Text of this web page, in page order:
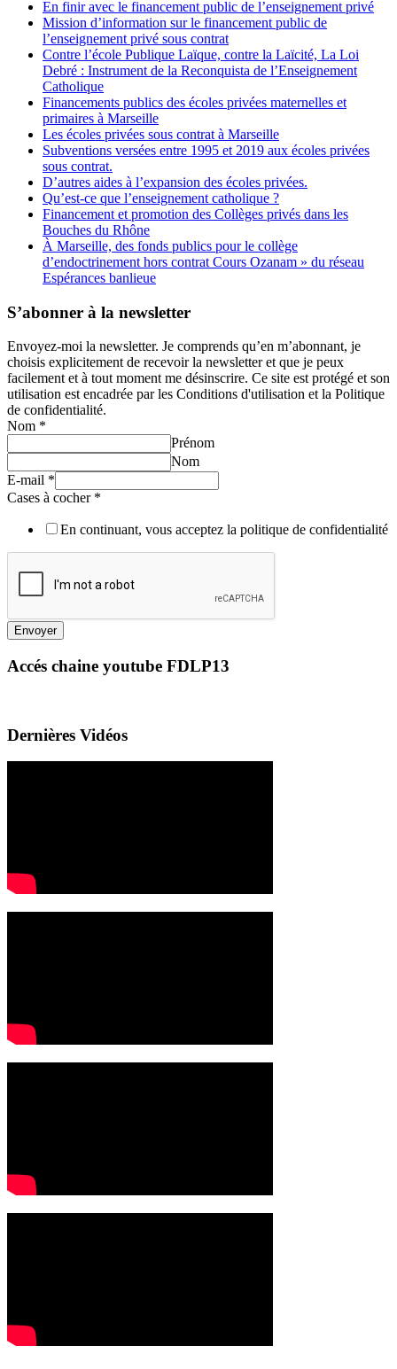
En finir avec le financement public de l’enseignement privé
Mission d’information sur le financement public de
l’enseignement privé sous contrat
Contre l’école Publique Laïque, contre la Laïcité, La Loi
Debré : Instrument de la Reconquista de l’Enseignement
Catholique
Financements publics des écoles privées maternelles et
primaires à Marseille
Les écoles privées sous contrat à Marseille
Subventions versées entre 1995 et 2019 aux écoles privées
sous contrat.
D’autres aides à l’expansion des écoles privées.
Qu’est-ce que l’enseignement catholique ?
Financement et promotion des Collèges privés dans les
Bouches du Rhône
À Marseille, des fonds publics pour le collège
d’endoctrinement hors contrat Cours Ozanam » du réseau
Espérances banlieue
S’abonner à la newsletter
Envoyez-moi la newsletter. Je comprends qu’en m’abonnant, je
choisis explicitement de recevoir la newsletter et que je peux
facilement et à tout moment me désinscrire. Ce site est protégé et son
utilisation est encadrée par les Conditions d'utilisation et la Politique
de confidentialité.
Nom *
Prénom
Nom
E-mail *
Cases à cocher *
En continuant, vous acceptez la politique de confidentialité
Envoyer
Accés chaine youtube FDLP13
Dernières Vidéos